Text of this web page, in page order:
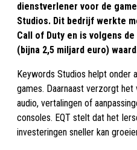
dienstverlener voor de
Studios. Dit bedrijf werkte
Call of Duty en is volgens
(bijna 2,5 miljard euro)
Keywords Studios helpt onder
games. Daarnaast verzorgt
audio, vertalingen of
consoles. EQT stelt dat het
investeringen sneller kan